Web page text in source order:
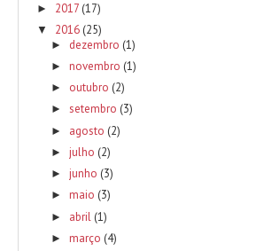
► 2017 (17)
▼ 2016 (25)
► dezembro (1)
► novembro (1)
► outubro (2)
► setembro (3)
► agosto (2)
► julho (2)
► junho (3)
► maio (3)
► abril (1)
► março (4)